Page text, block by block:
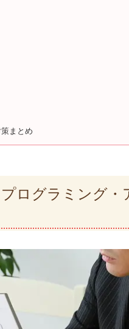
まとめ
ログラミング